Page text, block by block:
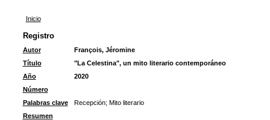
Inicio
Registro
Autor
François, Jéromine
Título
"La Celestina", un mito literario contemporáneo
Año
2020
Número
Palabras clave
Recepción; Mito literario
Resumen